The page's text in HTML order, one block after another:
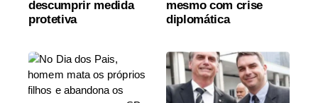
descumprir medida
protetiva
mesmo com crise
diplomática